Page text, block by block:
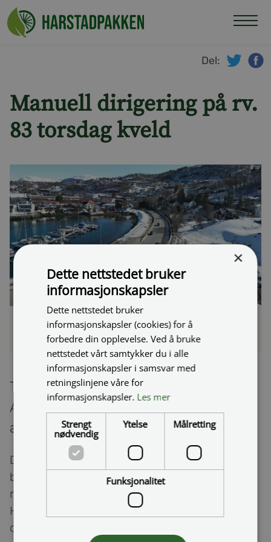
Hopp
til
innhold
Del:
Manuell dirigering på rv.
83 torsdag kveld
På dette strekket blir det manuell dirigering torsdag
kveld. Foto: Martin Haagensen/ Statens vegvesen
Telehiv på rv. 83 skal rettes opp i kveld.
Arbeidet innebærer manuell dirigering
av trafikken.
Du trenger nok ikke være veldig observant som
bilist for å legge merke til dumpene på rv. 83
mellom Langnesbrua og rundkjøringa i
Harstadbotn. Telehiv er årsaken, og i kveld blir
det jevnet ut.
×
Dette nettstedet bruker
informasjonskapsler
Dette nettstedet bruker
informasjonskapsler (cookies) for å
forbedre din opplevelse. Ved å bruke
nettstedet vårt samtykker du i alle
informasjonskapsler i samsvar med
retningslinjene våre for
informasjonskapsler. Les mer
Strengt
nødvendig
Ytelse Målretting
Funksjonalitet